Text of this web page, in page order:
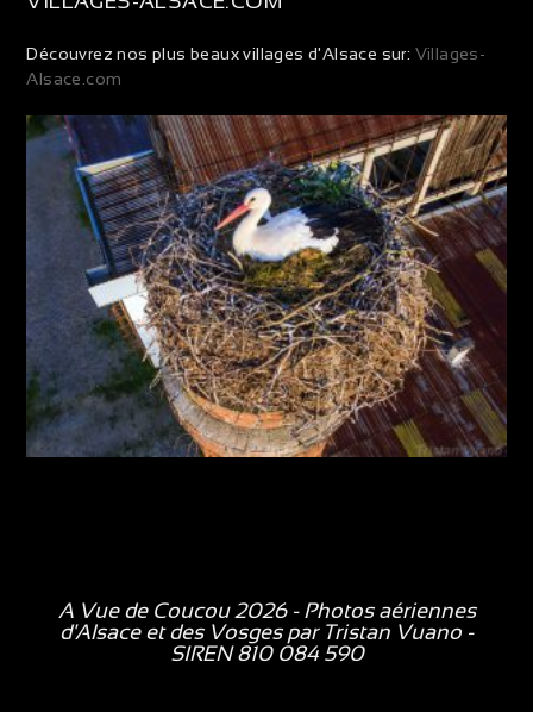
Découvrez nos plus beaux villages d'Alsace sur: Villages-
Alsace.com
A Vue de Coucou 2026 - Photos aériennes
d'Alsace et des Vosges par Tristan Vuano -
SIREN 810 084 590